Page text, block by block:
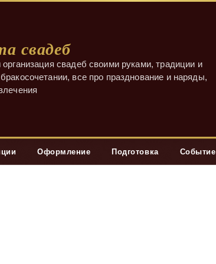
свадеб
организация свадеб своими руками, традиции и
все про празднование и наряды,
Оформление Подготовка Событие